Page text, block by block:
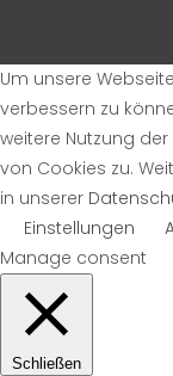
Um unsere
verbessern zu
weitere Nutzung
von Cookies zu.
in unserer
Einstellungen
Manage consent
Schließen